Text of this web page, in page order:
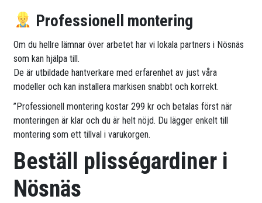
Professionell montering
Om du hellre lämnar över arbetet har vi lokala partners i Nösnäs
som kan hjälpa till.
De är utbildade hantverkare med erfarenhet av just våra
modeller och kan installera markisen snabbt och korrekt.
”Professionell montering kostar 299 kr och betalas först när
monteringen är klar och du är helt nöjd. Du lägger enkelt till
montering som ett tillval i varukorgen.
Beställ plisségardiner i
Nösnäs